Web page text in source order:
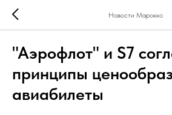
Новости Марокко
"Аэрофлот" и S7
принципы
авиабилеты